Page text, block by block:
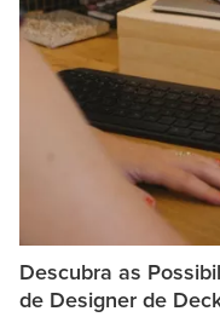
Descubra as
de Designer de